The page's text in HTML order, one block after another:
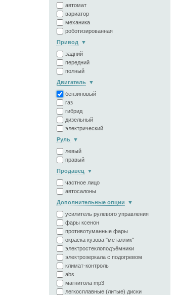
автомат
вариатор
механика
роботизированная
Привод
задний
передний
полный
Двигатель
бензиновый
газ
гибрид
дизельный
электрический
Руль
левый
правый
Продавец
частное лицо
автосалоны
Дополнительные опции
усилитель рулевого управления
фары ксенон
противотуманные фары
окраска кузова "металлик"
электростеклоподъёмники
электрозеркала с подогревом
климат-контроль
abs
магнитола mp3
легкосплавные (литые) диски